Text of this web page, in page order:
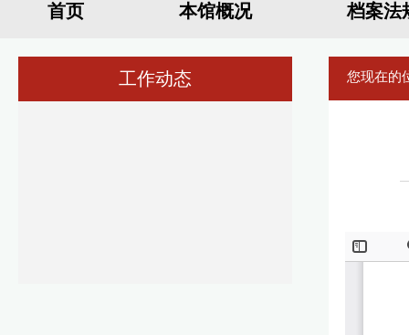
首页 本馆概况 档案法
工作动态 您现在的